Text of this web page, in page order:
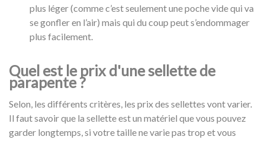
plus léger (comme c’est seulement une poche vide qui va
se gonfler en l’air) mais qui du coup peut s’endommager
plus facilement.
Quel est le prix d'une sellette de
parapente ?
Selon, les différents critères, les prix des sellettes vont varier.
Il faut savoir que la sellette est un matériel que vous pouvez
garder longtemps, si votre taille ne varie pas trop et vous